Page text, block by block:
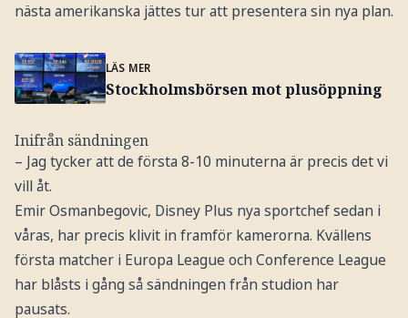
nästa amerikanska jättes tur att presentera sin nya plan.
LÄS MER
Stockholmsbörsen mot plusöppning
Inifrån sändningen
– Jag tycker att de första 8-10 minuterna är precis det vi
vill åt.
Emir Osmanbegovic, Disney Plus nya sportchef sedan i
våras, har precis klivit in framför kamerorna. Kvällens
första matcher i Europa League och Conference League
har blåsts i gång så sändningen från studion har
pausats.